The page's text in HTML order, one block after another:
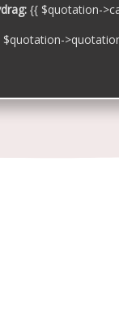
{{ $quotation-
$quotation-